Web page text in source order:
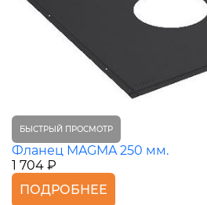
БЫСТРЫЙ ПРОСМОТР
Фланец MAGMA 250 мм.
1 704 ₽
ПОДРОБНЕЕ